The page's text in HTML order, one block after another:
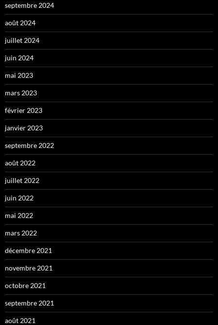
septembre 2024
août 2024
juillet 2024
juin 2024
mai 2023
mars 2023
février 2023
janvier 2023
septembre 2022
août 2022
juillet 2022
juin 2022
mai 2022
mars 2022
décembre 2021
novembre 2021
octobre 2021
septembre 2021
août 2021